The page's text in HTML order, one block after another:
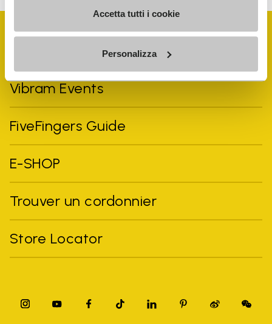
Accetta tutti i cookie
Personalizza
Vibram Events
FiveFingers Guide
E-SHOP
Trouver un cordonnier
Store Locator